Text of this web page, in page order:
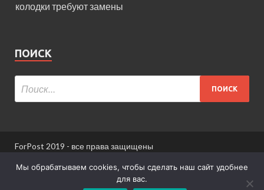
колодки требуют замены
ПОИСК
ForPost 2019 - все права защищены
При использовании материалов сайта ссылка
Мы обрабатываем cookies, чтобы сделать наш сайт удобнее
для вас.